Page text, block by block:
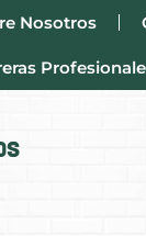
Nosotros